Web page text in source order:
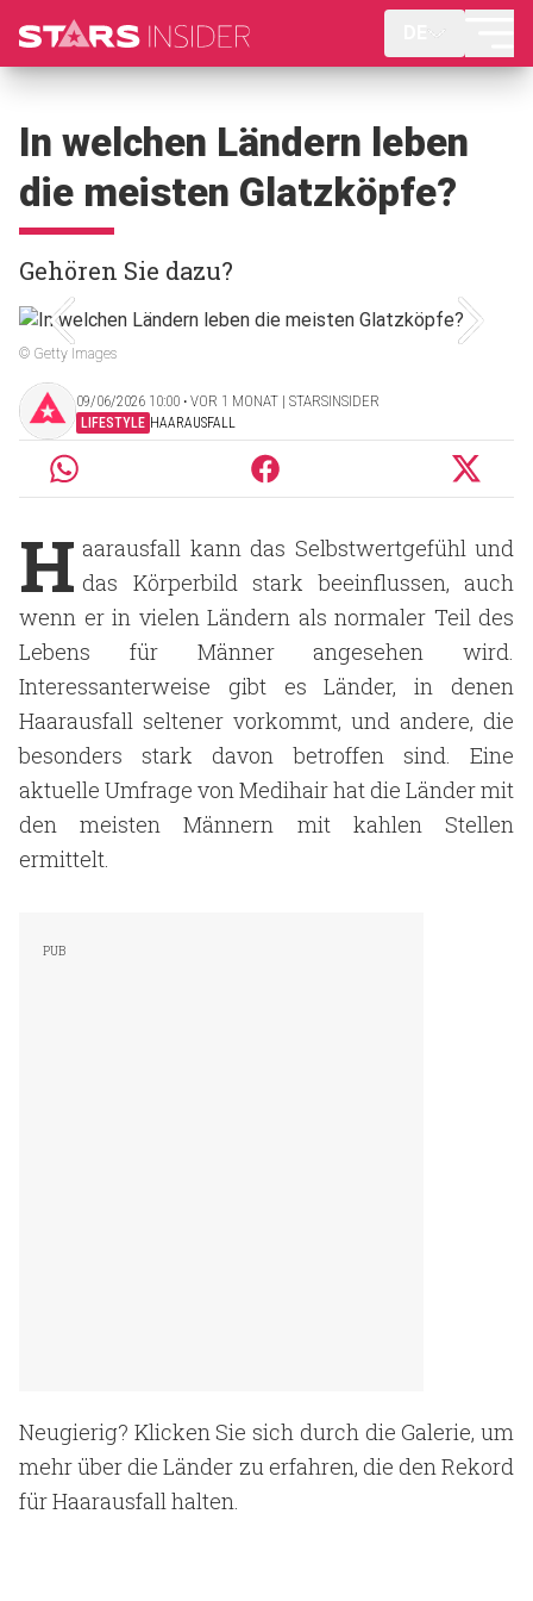
In welchen Ländern leben
die meisten Glatzköpfe?
Gehören Sie dazu?
© Getty Images
09/06/2026 10:00 ‧ VOR 1 MONAT | STARSINSIDER
LIFESTYLE HAARAUSFALL
H aarausfall kann das Selbstwertgefühl und
das Körperbild stark beeinflussen, auch
wenn er in vielen Ländern als normaler Teil des
Lebens für Männer angesehen wird.
Interessanterweise gibt es Länder, in denen
Haarausfall seltener vorkommt, und andere, die
besonders stark davon betroffen sind. Eine
aktuelle Umfrage von Medihair hat die Länder mit
den meisten Männern mit kahlen Stellen
ermittelt.
Neugierig? Klicken Sie sich durch die Galerie, um
mehr über die Länder zu erfahren, die den Rekord
für Haarausfall halten.